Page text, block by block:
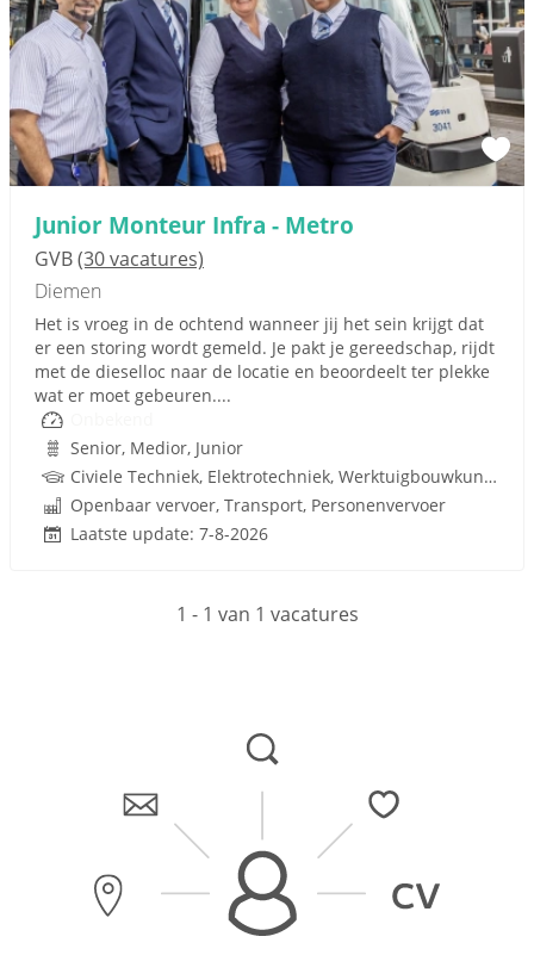
Junior Monteur Infra - Metro
GVB(30 vacatures)
Diemen
Het is vroeg in de ochtend wanneer jij het sein krijgt dat
er een storing wordt gemeld. Je pakt je gereedschap, rijdt
met de dieselloc naar de locatie en beoordeelt ter plekke
wat er moet gebeuren....
Senior, Medior, Junior
Civiele Techniek, Elektrotechniek, Werktuigbouwkunde, Infrastructuur, Metaal, Infra, Railinfra, Analist, Techniek
Openbaar vervoer, Transport, Personenvervoer
Laatste update: 7-8-2026
1 - 1 van 1 vacatures